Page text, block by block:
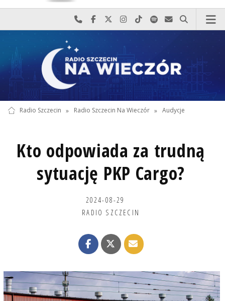
Najlepiej po prostu do nas zadzwoń
Odwiedź nas na Facebook-u
Odwiedź nas na X
Odwiedź nas na Instagram-ie
Odwiedź nas na TikTok-u
Szukaj nas na Spotify
Wyślij do nas
Szukaj
Radio Szczecin » Radio Szczecin Na Wieczór » Audycje
Kto odpowiada za trudną
sytuację PKP Cargo?
2024-08-29
RADIO SZCZECIN